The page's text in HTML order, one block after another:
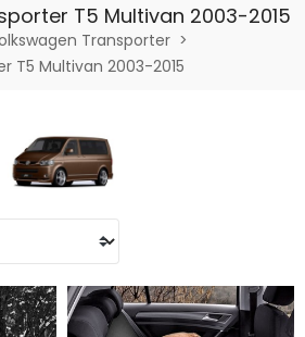
T5 Multivan 2003-2015
Transporter
T5 Multivan 2003-2015